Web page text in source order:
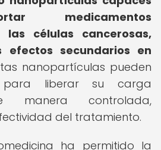
medicamentos
células cancerosas,
efectos secundarios en
nanopartículas pueden
para liberar su carga
manera controlada,
del tratamiento.
ha permitido la